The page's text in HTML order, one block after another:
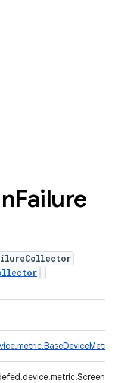
Failure